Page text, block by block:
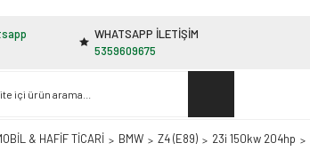
WHATSAPP İLETİŞİM
5359609675
& HAFİF TİCARİ BMW Z4 (E89) 23i 150kw 204hp